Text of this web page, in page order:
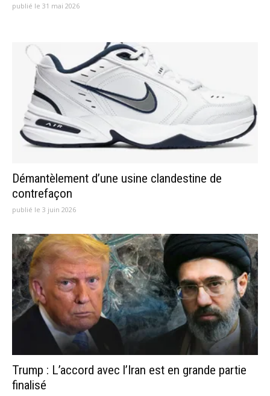
publié le 31 mai 2026
Démantèlement d’une usine clandestine de
contrefaçon
publié le 3 juin 2026
Trump : L’accord avec l’Iran est en grande partie
finalisé